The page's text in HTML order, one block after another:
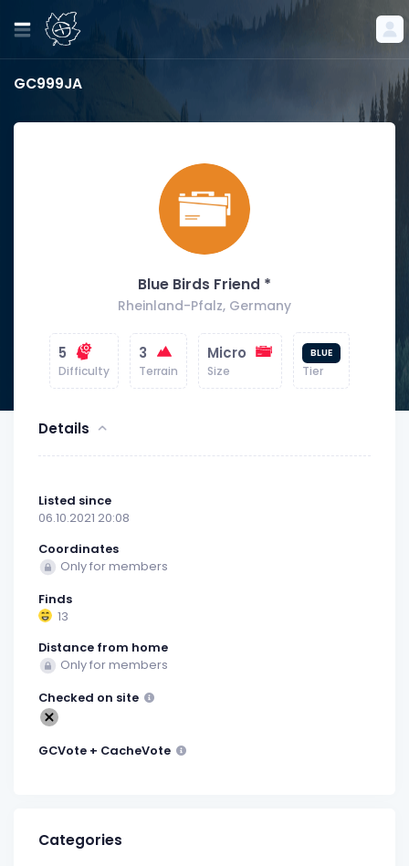
GC999JA
Blue Birds Friend *
Rheinland-Pfalz, Germany
5
Difficulty
3
Terrain
Micro
Size
BLUE
Tier
Details
Listed since
06.10.2021 20:08
Coordinates
Only for members
Finds
13
Distance from home
Only for members
Checked on site
GCVote + CacheVote
Categories